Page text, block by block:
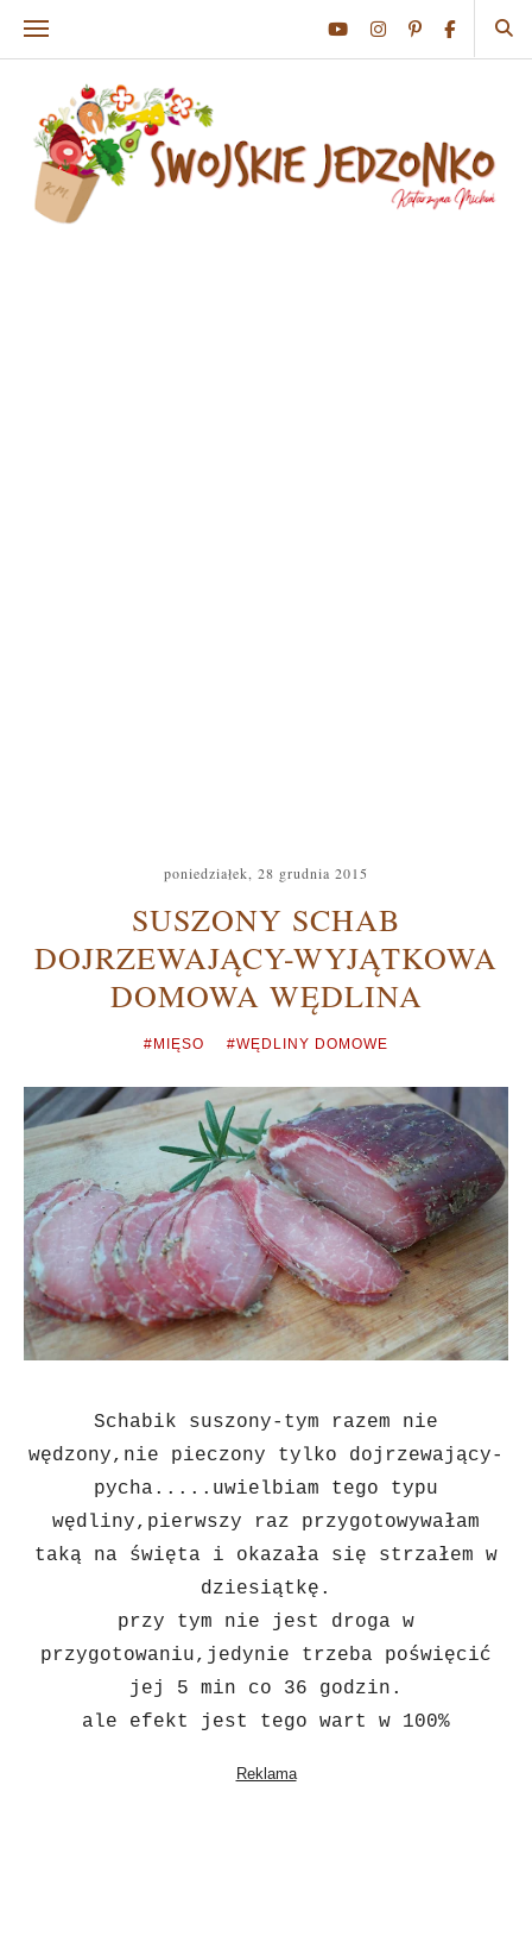
poniedziałek, 28 grudnia 2015
SUSZONY SCHAB
DOJRZEWAJĄCY-WYJĄTKOWA
DOMOWA WĘDLINA
#MIĘSO #WĘDLINY DOMOWE
Schabik suszony-tym razem nie
wędzony,nie pieczony tylko dojrzewający-
pycha.....uwielbiam tego typu
wędliny,pierwszy raz przygotowywałam
taką na święta i okazała się strzałem w
dziesiątkę.
przy tym nie jest droga w
przygotowaniu,jedynie trzeba poświęcić
jej 5 min co 36 godzin.
ale efekt jest tego wart w 100%